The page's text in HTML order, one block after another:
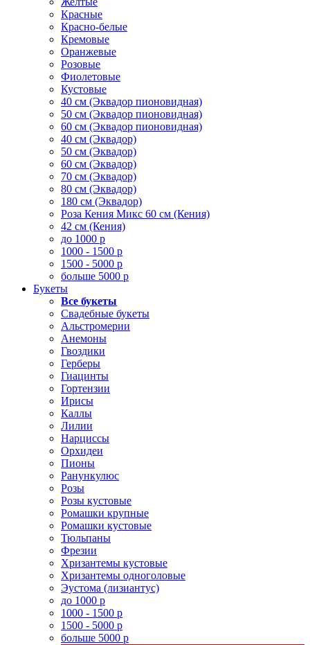
Красные
Красно-белые
Кремовые
Оранжевые
Розовые
Фиолетовые
Кустовые
40 см (Эквадор пионовидная)
50 см (Эквадор пионовидная)
60 см (Эквадор пионовидная)
40 см (Эквадор)
50 см (Эквадор)
60 см (Эквадор)
70 см (Эквадор)
80 см (Эквадор)
180 см (Эквадор)
Роза Кения Микс 60 см (Кения)
42 см (Кения)
до 1000 р
1000 - 1500 р
1500 - 5000 р
больше 5000 р
Букеты
Все букеты
Свадебные букеты
Альстромерии
Анемоны
Гвоздики
Герберы
Гиацинты
Гортензии
Ирисы
Каллы
Лилии
Нарциссы
Орхидеи
Пионы
Ранункулюс
Розы
Розы кустовые
Ромашки крупные
Ромашки кустовые
Тюльпаны
Фрезии
Хризантемы кустовые
Хризантемы одноголовые
Эустома (лизиантус)
до 1000 р
1000 - 1500 р
1500 - 5000 р
больше 5000 р